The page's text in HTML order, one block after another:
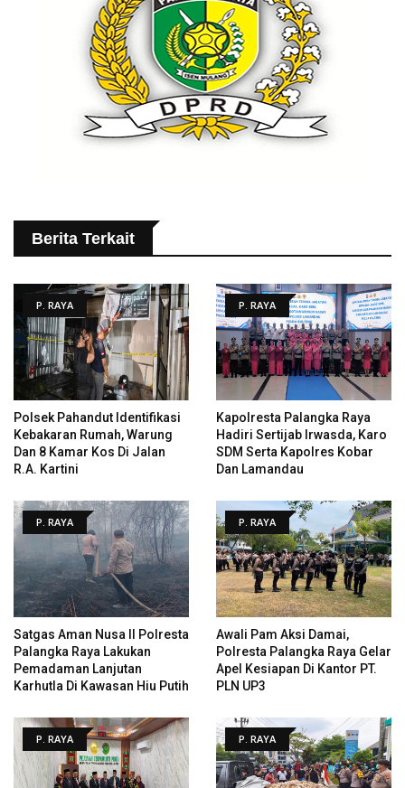
Berita Terkait
P. RAYA
Polsek Pahandut Identifikasi
Kebakaran Rumah, Warung
Dan 8 Kamar Kos Di Jalan
R.A. Kartini
P. RAYA
Kapolresta Palangka Raya
Hadiri Sertijab Irwasda, Karo
SDM Serta Kapolres Kobar
Dan Lamandau
P. RAYA
Satgas Aman Nusa II Polresta
Palangka Raya Lakukan
Pemadaman Lanjutan
Karhutla Di Kawasan Hiu Putih
P. RAYA
Awali Pam Aksi Damai,
Polresta Palangka Raya Gelar
Apel Kesiapan Di Kantor PT.
PLN UP3
P. RAYA P. RAYA